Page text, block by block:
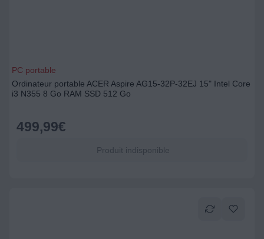
PC portable
Ordinateur portable ACER Aspire AG15-32P-32EJ 15" Intel Core
i3 N355 8 Go RAM SSD 512 Go
499,99€
Produit indisponible